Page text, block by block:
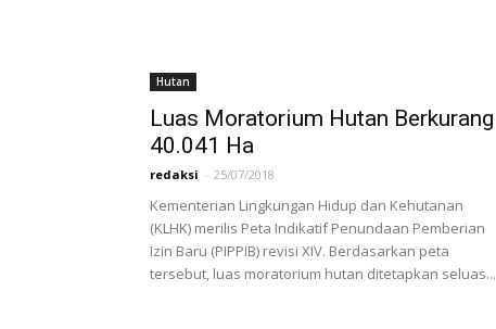
Hutan
Luas Moratorium Hutan Berkurang
40.041 Ha
redaksi - 25/07/2018
Kementerian Lingkungan Hidup dan Kehutanan
(KLHK) merilis Peta Indikatif Penundaan Pemberian
Izin Baru (PIPPIB) revisi XIV. Berdasarkan peta
tersebut, luas moratorium hutan ditetapkan seluas...